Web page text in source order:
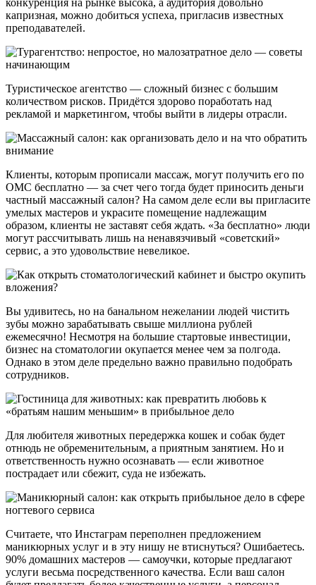
конкуренция на рынке высока, а аудитория довольно
капризная, можно добиться успеха, пригласив известных
преподавателей.
Туристическое агентство — сложный бизнес с большим
количеством рисков. Придётся здорово поработать над
рекламой и маркетингом, чтобы выйти в лидеры отрасли.
Клиенты, которым прописали массаж, могут получить его по
ОМС бесплатно — за счет чего тогда будет приносить деньги
частный массажный салон? На самом деле если вы пригласите
умелых мастеров и украсите помещение надлежащим
образом, клиенты не заставят себя ждать. «За бесплатно» люди
могут рассчитывать лишь на ненавязчивый «советский»
сервис, а это удовольствие невеликое.
Вы удивитесь, но на банальном нежелании людей чистить
зубы можно зарабатывать свыше миллиона рублей
ежемесячно! Несмотря на большие стартовые инвестиции,
бизнес на стоматологии окупается менее чем за полгода.
Однако в этом деле предельно важно правильно подобрать
сотрудников.
Для любителя животных передержка кошек и собак будет
отнюдь не обременительным, а приятным занятием. Но и
ответственность нужно осознавать — если животное
пострадает или сбежит, суда не избежать.
Считаете, что Инстаграм переполнен предложением
маникюрных услуг и в эту нишу не втиснуться? Ошибаетесь.
90% домашних мастеров — самоучки, которые предлагают
услуги весьма посредственного качества. Если ваш салон